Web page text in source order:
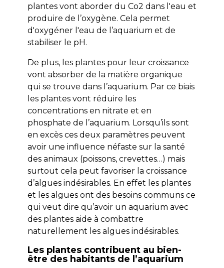
plantes vont aborder du Co2 dans l'eau et
produire de l’oxygène. Cela permet
d'oxygéner l'eau de l’aquarium et de
stabiliser le pH.
De plus, les plantes pour leur croissance
vont absorber de la matière organique
qui se trouve dans l’aquarium. Par ce biais
les plantes vont réduire les
concentrations en nitrate et en
phosphate de l’aquarium. Lorsqu’ils sont
en excès ces deux paramètres peuvent
avoir une influence néfaste sur la santé
des animaux (poissons, crevettes…) mais
surtout cela peut favoriser la croissance
d’algues indésirables. En effet les plantes
et les algues ont des besoins communs ce
qui veut dire qu’avoir un aquarium avec
des plantes aide à combattre
naturellement les algues indésirables.
Les plantes contribuent au bien-
être des habitants de l’aquarium